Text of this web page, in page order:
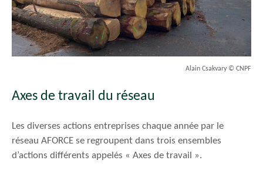
Alain Csakvary © CNPF
Axes de travail du réseau
Les diverses actions entreprises chaque année par le
réseau AFORCE se regroupent dans trois ensembles
d’actions différents appelés « Axes de travail ».